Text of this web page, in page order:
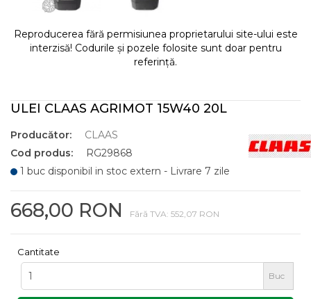
Reproducerea fără permisiunea proprietarului site-ului este
interzisă! Codurile și pozele folosite sunt doar pentru
referință.
ULEI CLAAS AGRIMOT 15W40 20L
Producător:
CLAAS
Cod produs:
RG29868
1 buc disponibil in stoc extern - Livrare 7 zile
668,00 RON Fără TVA: 552,07 RON
Cantitate
Buc